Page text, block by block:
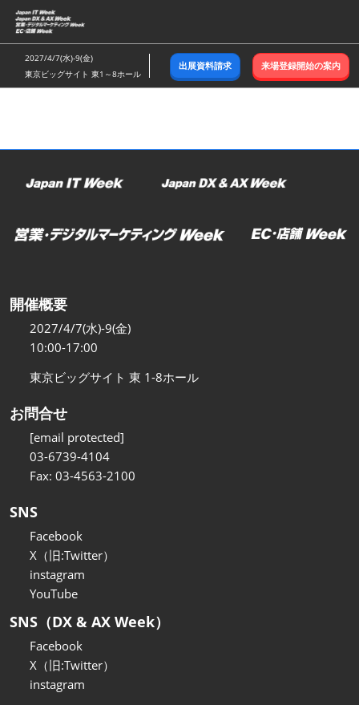
ス
キ
ッ
し
む
2027/4/7(水)-9(金)
東京ビッグサイト 東1～8ホール
出展資料請求 来場登録開始の案内
開催概要
2027/4/7(水)-9(金)
10:00-17:00
東京ビッグサイト 東 1-8ホール
お問合せ
[email protected]
03-6739-4104
Fax: 03-4563-2100
SNS
Facebook
X（旧:Twitter）
instagram
YouTube
SNS（DX & AX Week）
Facebook
X（旧:Twitter）
instagram